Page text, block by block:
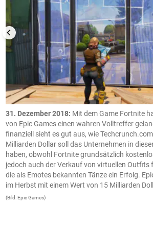
31. Dezember 2018: Mit dem Game Fortnite
von Epic Games einen wahren Volltreffer
finanziell sieht es gut aus, wie
Milliarden Dollar soll das Unternehmen in
haben, obwohl Fortnite grundsätzlich
jedoch auch der Verkauf von virtuellen Outfits
die als Emotes bekannten Tänze ein Erfolg.
im Herbst mit einem Wert von 15 Milliarden
(Bild: Epic Games)